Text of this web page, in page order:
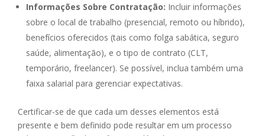
Informações Sobre Contratação: Incluir informações
sobre o local de trabalho (presencial, remoto ou híbrido),
benefícios oferecidos (tais como folga sabática, seguro
saúde, alimentação), e o tipo de contrato (CLT,
temporário, freelancer). Se possível, inclua também uma
faixa salarial para gerenciar expectativas.
Certificar-se de que cada um desses elementos está
presente e bem definido pode resultar em um processo